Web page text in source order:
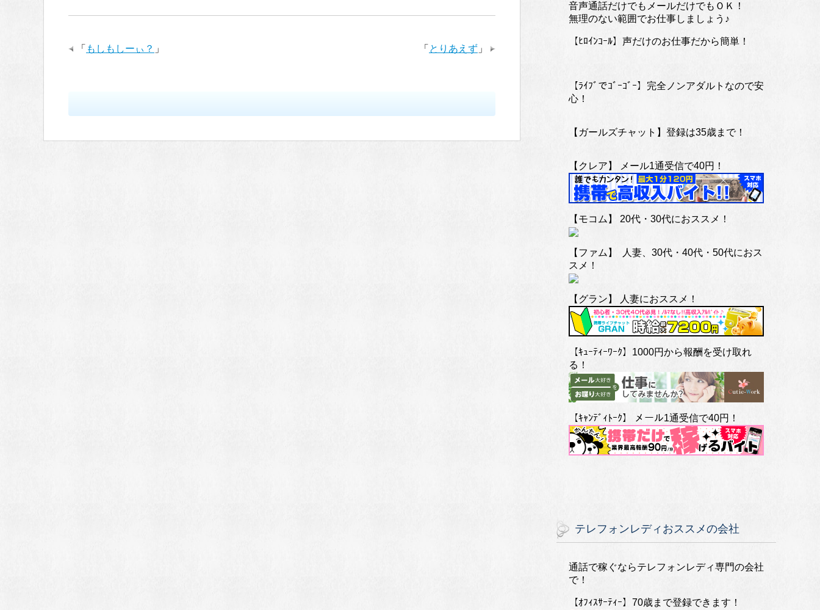
「 とりあえず 」
「 もしもしーぃ？ 」
音声通話だけでもメールだけでもＯＫ！
無理のない範囲でお仕事しましょう♪
【ﾋﾛｲﾝｺｰﾙ】声だけのお仕事だから簡単！
【ﾗｲﾌﾞでｺﾞｰｺﾞｰ】完全ノンアダルトなので安
心！
【ガールズチャット】登録は35歳まで！
【クレア】 メール1通受信で40円！
【モコム】 20代・30代におススメ！
【ファム】 人妻、30代・40代・50代におス
スメ！
【グラン】 人妻におススメ！
【ｷｭｰﾃｨｰﾜｰｸ】1000円から報酬を受け取れ
る！
【ｷｬﾝﾃﾞｨﾄｰｸ】 メール1通受信で40円！
テレフォンレディおススメの会社
通話で稼ぐならテレフォンレディ専門の会社
で！
【ｵﾌｨｽｻｰﾃｨｰ】70歳まで登録できます！